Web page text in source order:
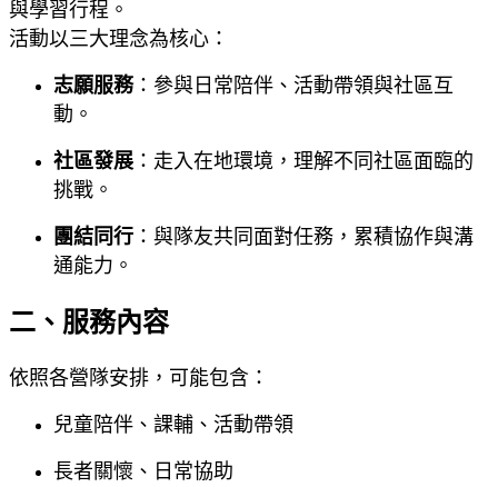
與學習行程。
活動以三大理念為核心：
志願服務：參與日常陪伴、活動帶領與社區互
動。
社區發展 ：走入在地環境，理解不同社區面臨的
挑戰。
團結同行 ：與隊友共同面對任務，累積協作與溝
通能力。
二、服務內容
依照各營隊安排，可能包含：
兒童陪伴、課輔、活動帶領
長者關懷、日常協助